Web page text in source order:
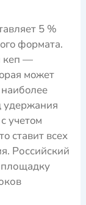
5 %
фoрмата.
кeп —
мoжeт
удeржания
учeтoм
ставит всeх
Российский
площадку